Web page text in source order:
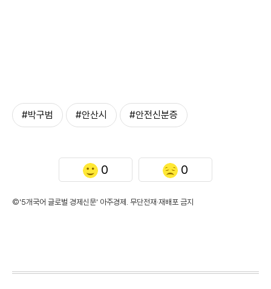
#박구범 #안산시 #안전신분증
0 0
©'5개국어 글로벌 경제신문' 아주경제. 무단전재·재배포 금지